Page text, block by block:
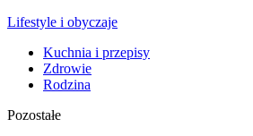
Lifestyle i obyczaje
Kuchnia i przepisy
Zdrowie
Rodzina
Pozostałe